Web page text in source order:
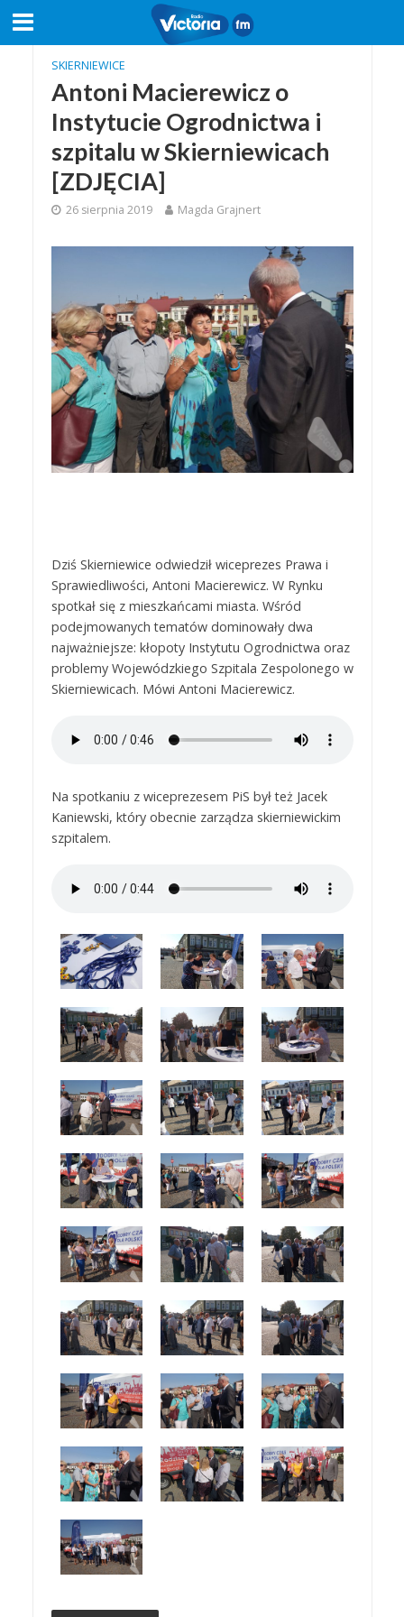
SKIERNIEWICE
Antoni Macierewicz o
Instytucie Ogrodnictwa i
szpitalu w Skierniewicach
[ZDJĘCIA]
26 sierpnia 2019 Magda Grajnert
Dziś Skierniewice odwiedził wiceprezes Prawa i
Sprawiedliwości, Antoni Macierewicz. W Rynku
spotkał się z mieszkańcami miasta. Wśród
podejmowanych tematów dominowały dwa
najważniejsze: kłopoty Instytutu Ogrodnictwa oraz
problemy Wojewódzkiego Szpitala Zespolonego w
Skierniewicach. Mówi Antoni Macierewicz.
Na spotkaniu z wiceprezesem PiS był też Jacek
Kaniewski, który obecnie zarządza skierniewickim
szpitalem.